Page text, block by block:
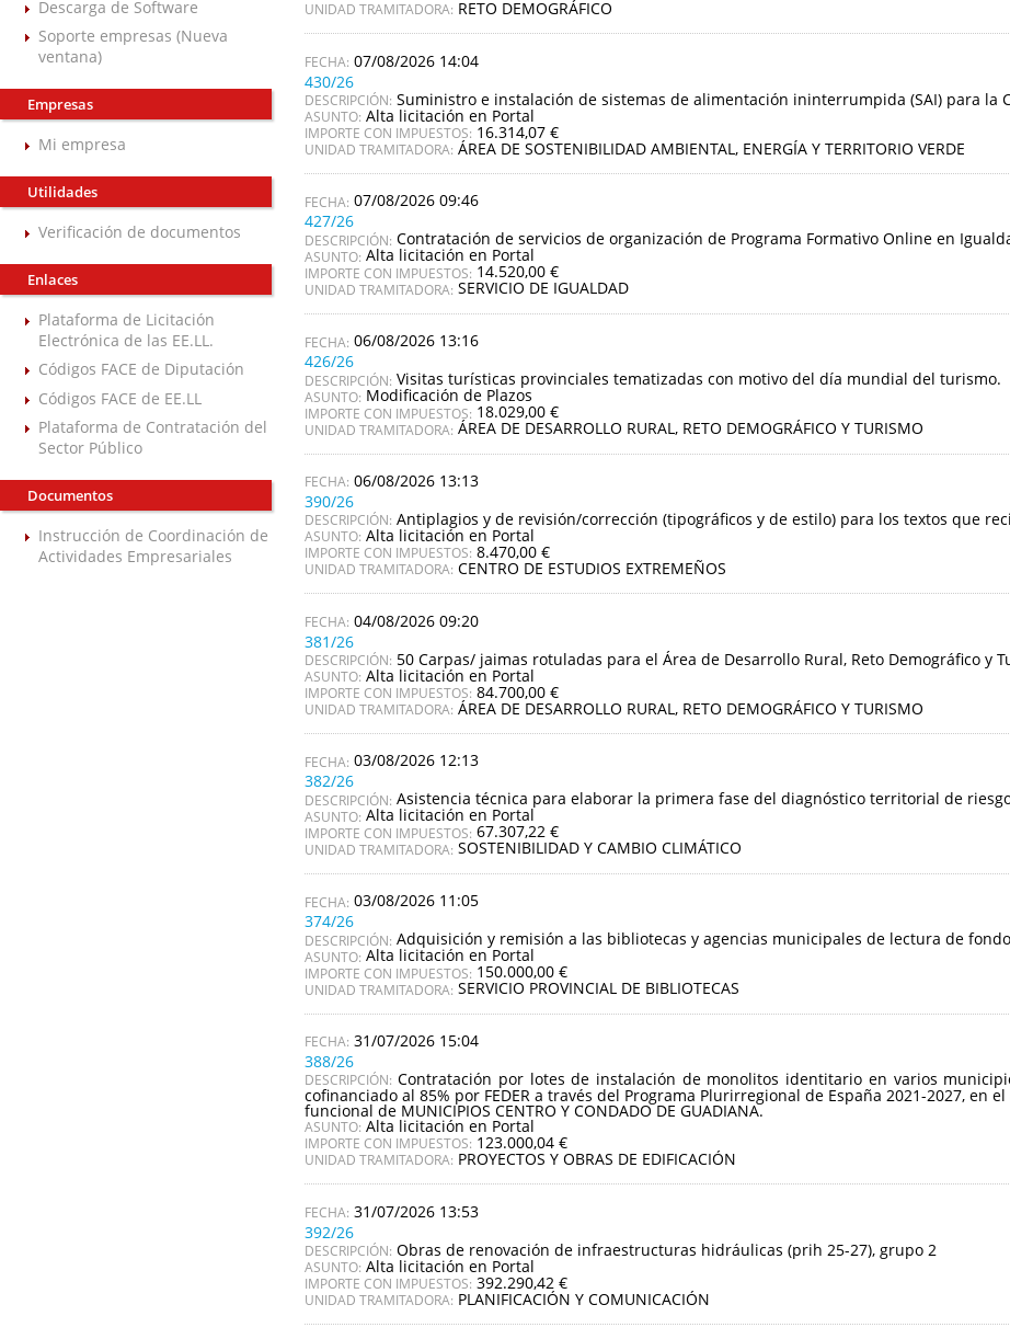
Descarga de Software
Soporte empresas (Nueva
ventana)
Empresas
Mi empresa
Utilidades
Verificación de documentos
Enlaces
Plataforma de Licitación
Electrónica de las EE.LL.
Códigos FACE de Diputación
Códigos FACE de EE.LL
Plataforma de Contratación del
Sector Público
Documentos
Instrucción de Coordinación de
Actividades Empresariales
UNIDAD TRAMITADORA: RETO DEMOGRÁFICO
07/08/2026 14:04
430/26
DESCRIPCIÓN: Suministro e instalación de sistemas de alimentación ininterrumpida (SAI) para la
ASUNTO: Alta licitación en Portal
IMPORTE CON IMPUESTOS: 16.314,07 €
UNIDAD TRAMITADORA: ÁREA DE SOSTENIBILIDAD AMBIENTAL, ENERGÍA Y TERRITORIO VERDE
07/08/2026 09:46
427/26
DESCRIPCIÓN: Contratación de servicios de organización de Programa Formativo Online en
ASUNTO: Alta licitación en Portal
IMPORTE CON IMPUESTOS: 14.520,00 €
UNIDAD TRAMITADORA: SERVICIO DE IGUALDAD
06/08/2026 13:16
426/26
DESCRIPCIÓN: Visitas turísticas provinciales tematizadas con motivo del día mundial del turismo.
ASUNTO: Modificación de Plazos
IMPORTE CON IMPUESTOS: 18.029,00 €
UNIDAD TRAMITADORA: ÁREA DE DESARROLLO RURAL, RETO DEMOGRÁFICO Y TURISMO
06/08/2026 13:13
390/26
DESCRIPCIÓN: Antiplagios y de revisión/corrección (tipográficos y de estilo) para los textos que
ASUNTO: Alta licitación en Portal
IMPORTE CON IMPUESTOS: 8.470,00 €
UNIDAD TRAMITADORA: CENTRO DE ESTUDIOS EXTREMEÑOS
04/08/2026 09:20
381/26
DESCRIPCIÓN: 50 Carpas/ jaimas rotuladas para el Área de Desarrollo Rural, Reto Demográfico y
ASUNTO: Alta licitación en Portal
IMPORTE CON IMPUESTOS: 84.700,00 €
UNIDAD TRAMITADORA: ÁREA DE DESARROLLO RURAL, RETO DEMOGRÁFICO Y TURISMO
03/08/2026 12:13
382/26
DESCRIPCIÓN: Asistencia técnica para elaborar la primera fase del diagnóstico territorial de
ASUNTO: Alta licitación en Portal
IMPORTE CON IMPUESTOS: 67.307,22 €
UNIDAD TRAMITADORA: SOSTENIBILIDAD Y CAMBIO CLIMÁTICO
03/08/2026 11:05
374/26
DESCRIPCIÓN: Adquisición y remisión a las bibliotecas y agencias municipales de lectura de
ASUNTO: Alta licitación en Portal
IMPORTE CON IMPUESTOS: 150.000,00 €
UNIDAD TRAMITADORA: SERVICIO PROVINCIAL DE BIBLIOTECAS
31/07/2026 15:04
388/26
DESCRIPCIÓN: Contratación por lotes de instalación de monolitos identitario en varios
cofinanciado al 85% por FEDER a través del Programa Plurirregional de España 2021-2027,
funcional de MUNICIPIOS CENTRO Y CONDADO DE GUADIANA.
ASUNTO: Alta licitación en Portal
IMPORTE CON IMPUESTOS: 123.000,04 €
UNIDAD TRAMITADORA: PROYECTOS Y OBRAS DE EDIFICACIÓN
31/07/2026 13:53
392/26
DESCRIPCIÓN: Obras de renovación de infraestructuras hidráulicas (prih 25-27), grupo 2
ASUNTO: Alta licitación en Portal
IMPORTE CON IMPUESTOS: 392.290,42 €
UNIDAD TRAMITADORA: PLANIFICACIÓN Y COMUNICACIÓN